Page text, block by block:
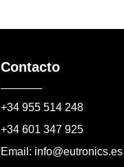
Contacto
+34 955 514 248
+34 601 347 925
Email: info@eutronics.es